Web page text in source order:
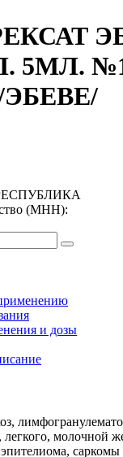
5МЛ.
(МНН):
и дозы
молочной
саркомы